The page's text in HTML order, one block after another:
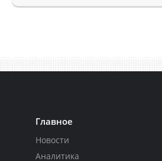
Главное
Новости
Аналитика